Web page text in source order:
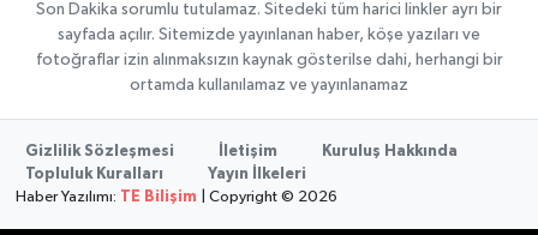
Son Dakika sorumlu tutulamaz. Sitedeki tüm harici linkler ayrı bir
sayfada açılır. Sitemizde yayınlanan haber, köşe yazıları ve
fotoğraflar izin alınmaksızın kaynak gösterilse dahi, herhangi bir
ortamda kullanılamaz ve yayınlanamaz
Gizlilik Sözleşmesi İletişim
Kuruluş Hakkında
Topluluk Kuralları
Yayın İlkeleri
Haber Yazılımı: TE Bilişim | Copyright © 2026